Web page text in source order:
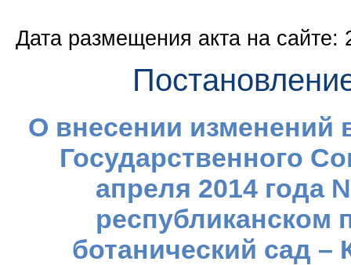
Дата размещения акта на сайте:
О внесении изменений
Государственного
апреля 2014 года
республиканском
ботанический сад